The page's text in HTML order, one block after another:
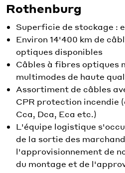
Rothenburg
Superficie de stockage :
Environ 14'400 km de
optiques disponibles
Câbles à fibres optiques
multimodes de haute
Assortiment de câbles
CPR protection incendie
Cca, Dca, Eca etc.)
L'équipe logistique
de la sortie des
l'approvisionnement de
du montage et de